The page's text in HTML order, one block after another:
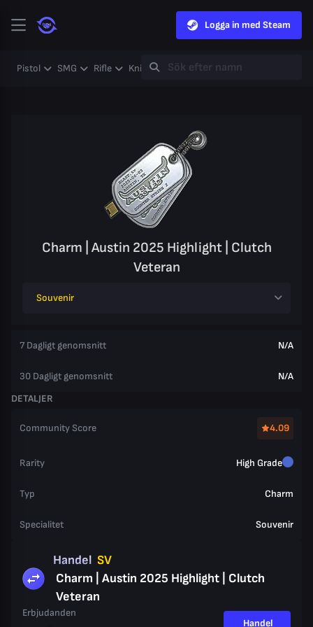
Logga in med Steam
Pistol SMG Rifle Knife Gloves Heavy
Charm | Austin 2025 Highlight | Clutch
Veteran
Souvenir
7 Dagligt genomsnitt N/A
30 Dagligt genomsnitt
N/A
DETALJER
Community Score 4.09
Rarity High Grade
Typ Charm
Specialitet Souvenir
Handel SV
Charm | Austin 2025 Highlight | Clutch
Veteran
Erbjudanden
Handel